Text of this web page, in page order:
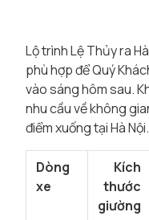
Lộ trình Lệ Thủy ra
phù hợp để Quý
vào sáng hôm sau.
nhu cầu về không
điểm xuống tại Hà Nội.
Dòng
xe
Kích
thước
giường